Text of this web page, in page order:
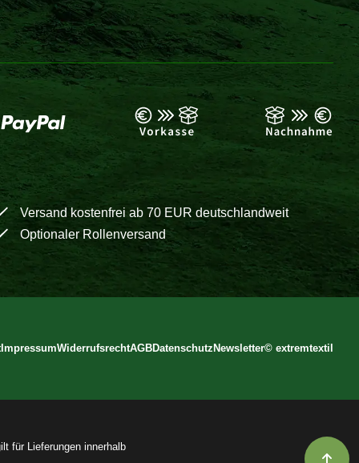
Versand kostenfrei ab 70 EUR deutschlandweit
Optionaler Rollenversand
ImpressumWiderrufsrechtAGBDatenschutz Newsletter© extremtextil
für Lieferungen innerhalb